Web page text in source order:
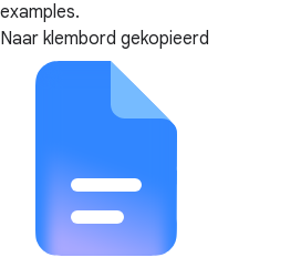
examples.
Naar klembord gekopieerd